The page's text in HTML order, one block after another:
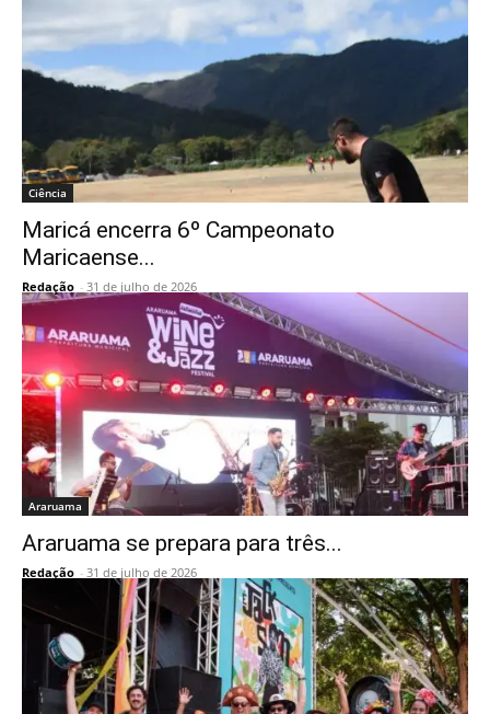
Ciência
Maricá encerra 6º Campeonato
Maricaense...
Redação - 31 de julho de 2026
Araruama
Araruama se prepara para três...
Redação - 31 de julho de 2026